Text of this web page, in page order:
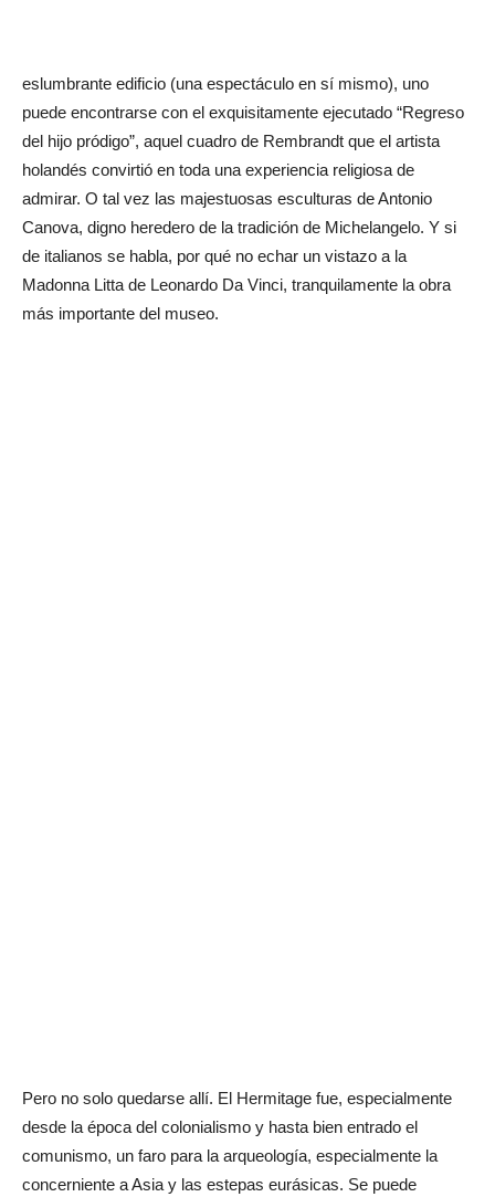
eslumbrante edificio (una espectáculo en sí mismo), uno
puede encontrarse con el exquisitamente ejecutado “Regreso
del hijo pródigo”, aquel cuadro de Rembrandt que el artista
holandés convirtió en toda una experiencia religiosa de
admirar. O tal vez las majestuosas esculturas de Antonio
Canova, digno heredero de la tradición de Michelangelo. Y si
de italianos se habla, por qué no echar un vistazo a la
Madonna Litta de Leonardo Da Vinci, tranquilamente la obra
más importante del museo.
Pero no solo quedarse allí. El Hermitage fue, especialmente
desde la época del colonialismo y hasta bien entrado el
comunismo, un faro para la arqueología, especialmente la
concerniente a Asia y las estepas eurásicas. Se puede